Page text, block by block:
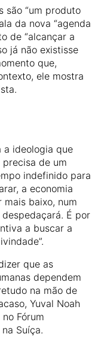
são “um produto
da nova “agenda
de “alcançar a
já não existisse
que,
ele mostra
a ideologia que
precisa de um
indefinido para
a economia
mais baixo, num
É por
a buscar a
que as
dependem
na mão de
Yuval Noah
Fórum
Suíça.